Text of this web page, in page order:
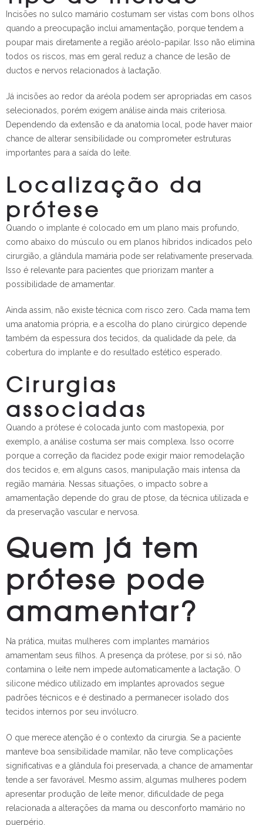
Incisões no sulco mamário costumam ser vistas com bons olhos
quando a preocupação inclui amamentação, porque tendem a
poupar mais diretamente a região aréolo-papilar. Isso não elimina
todos os riscos, mas em geral reduz a chance de lesão de
ductos e nervos relacionados à lactação.
Já incisões ao redor da aréola podem ser apropriadas em casos
selecionados, porém exigem análise ainda mais criteriosa.
Dependendo da extensão e da anatomia local, pode haver maior
chance de alterar sensibilidade ou comprometer estruturas
importantes para a saída do leite.
Localização da
prótese
Quando o implante é colocado em um plano mais profundo,
como abaixo do músculo ou em planos híbridos indicados pelo
cirurgião, a glândula mamária pode ser relativamente preservada.
Isso é relevante para pacientes que priorizam manter a
possibilidade de amamentar.
Ainda assim, não existe técnica com risco zero. Cada mama tem
uma anatomia própria, e a escolha do plano cirúrgico depende
também da espessura dos tecidos, da qualidade da pele, da
cobertura do implante e do resultado estético esperado.
Cirurgias
associadas
Quando a prótese é colocada junto com mastopexia, por
exemplo, a análise costuma ser mais complexa. Isso ocorre
porque a correção da flacidez pode exigir maior remodelação
dos tecidos e, em alguns casos, manipulação mais intensa da
região mamária. Nessas situações, o impacto sobre a
amamentação depende do grau de ptose, da técnica utilizada e
da preservação vascular e nervosa.
Quem já tem
prótese pode
amamentar?
Na prática, muitas mulheres com implantes mamários
amamentam seus filhos. A presença da prótese, por si só, não
contamina o leite nem impede automaticamente a lactação. O
silicone médico utilizado em implantes aprovados segue
padrões técnicos e é destinado a permanecer isolado dos
tecidos internos por seu invólucro.
O que merece atenção é o contexto da cirurgia. Se a paciente
manteve boa sensibilidade mamilar, não teve complicações
significativas e a glândula foi preservada, a chance de amamentar
tende a ser favorável. Mesmo assim, algumas mulheres podem
apresentar produção de leite menor, dificuldade de pega
relacionada a alterações da mama ou desconforto mamário no
puerpério.